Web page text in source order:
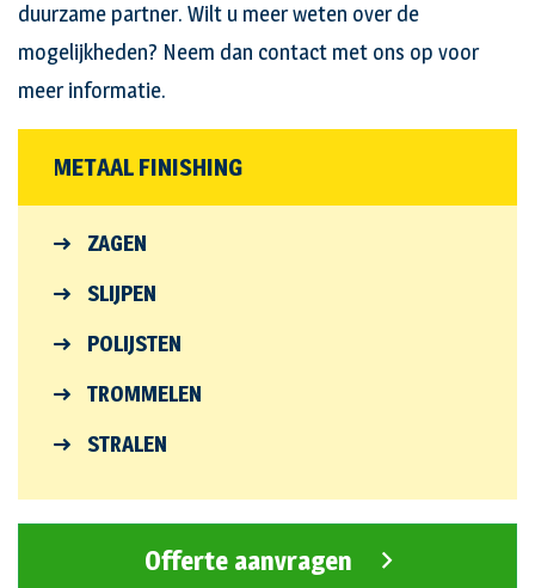
duurzame partner. Wilt u meer weten over de
mogelijkheden? Neem dan contact met ons op voor
meer informatie.
METAAL FINISHING
ZAGEN
SLIJPEN
POLIJSTEN
TROMMELEN
STRALEN
Offerte aanvragen